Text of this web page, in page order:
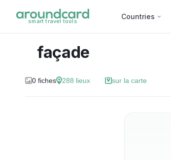
smart travel tools
Countries
façade
0 fiches 288 lieux sur la carte